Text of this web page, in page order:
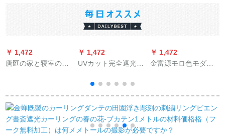
￥ 1,472
唐匯の家と寝室のス
性的なテ－ン写真プ
ロ写真風景広告、鹿
金が鹿BF 003完全遮
光オイルアートパッ
￥ 1,472
UVカット完全遮光カ
布寝室ベロダ遮音断
热厚手日よけ既製カ
ーテテ2.8高さ2.5メ
トル厚手遮光+狭帯S
フォーク
￥ 1,472
金富源モロ色モダ軽
カン1件=1メトールフ
ァンタ